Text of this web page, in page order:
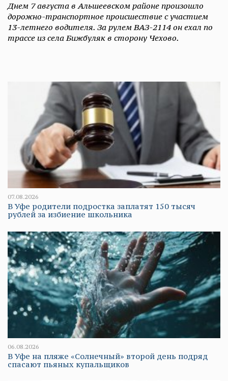
Днем 7 августа в Альшеевском районе произошло
дорожно-транспортное происшествие с участием
13-летнего водителя. За рулем ВАЗ-2114 он ехал по
трассе из села Бижбуляк в сторону Чехово.
07.08.2026
В Уфе родители подростка заплатят 150 тысяч
рублей за избиение школьника
06.08.2026
В Уфе на пляже «Солнечный» второй день подряд
спасают пьяных купальщиков